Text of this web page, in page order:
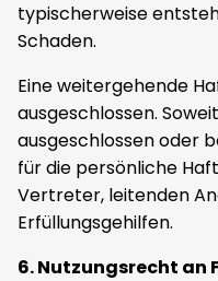
typischerweise
Schaden.
Eine weitergehende
ausgeschlossen.
ausgeschlossen oder
für die persönliche
Vertreter, leitenden
Erfüllungsgehilfen.
6. Nutzungsrecht an